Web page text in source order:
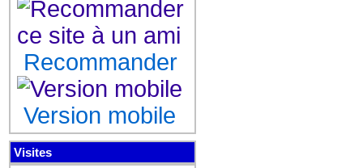
Recommander
Version mobile
Visites